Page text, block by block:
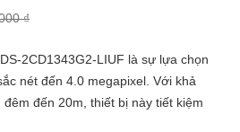
₫
2CD1343G2-LIUF là sự lựa chọn
đến 4.0 megapixel. Với khả
đến 20m, thiết bị này tiết kiệm